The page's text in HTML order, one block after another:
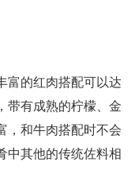
富的红肉搭配可以达
带有成熟的柠檬、金
，和牛肉搭配时不会
中其他的传统佐料相